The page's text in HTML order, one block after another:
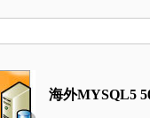
海外MYSQL5